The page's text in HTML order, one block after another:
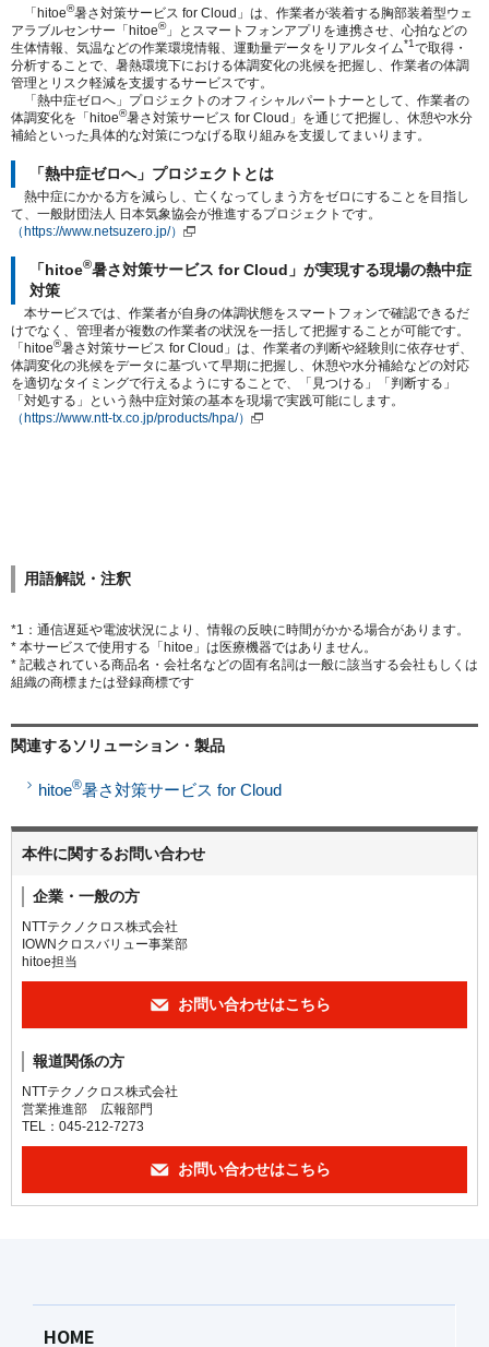
「hitoe®暑さ対策サービス for Cloud」は、作業者が装着する胸部装着型ウェ
アラブルセンサー「hitoe®」とスマートフォンアプリを連携させ、心拍などの
生体情報、気温などの作業環境情報、運動量データをリアルタイム*1で取得・
分析することで、暑熱環境下における体調変化の兆候を把握し、作業者の体調
管理とリスク軽減を支援するサービスです。
「熱中症ゼロへ」プロジェクトのオフィシャルパートナーとして、作業者の
体調変化を「hitoe®暑さ対策サービス for Cloud」を通じて把握し、休憩や水分
補給といった具体的な対策につなげる取り組みを支援してまいります。
「熱中症ゼロへ」プロジェクトとは
熱中症にかかる方を減らし、亡くなってしまう方をゼロにすることを目指し
て、一般財団法人 日本気象協会が推進するプロジェクトです。
（https://www.netsuzero.jp/）
「hitoe®暑さ対策サービス for Cloud」が実現する現場の熱中症
対策
本サービスでは、作業者が自身の体調状態をスマートフォンで確認できるだ
けでなく、管理者が複数の作業者の状況を一括して把握することが可能です。
「hitoe®暑さ対策サービス for Cloud」は、作業者の判断や経験則に依存せず、
体調変化の兆候をデータに基づいて早期に把握し、休憩や水分補給などの対応
を適切なタイミングで行えるようにすることで、「見つける」「判断する」
「対処する」という熱中症対策の基本を現場で実践可能にします。
（https://www.ntt-tx.co.jp/products/hpa/）
用語解説・注釈
*1：通信遅延や電波状況により、情報の反映に時間がかかる場合があります。
* 本サービスで使用する「hitoe」は医療機器ではありません。
* 記載されている商品名・会社名などの固有名詞は一般に該当する会社もしくは
組織の商標または登録商標です
関連するソリューション・製品
hitoe®暑さ対策サービス for Cloud
本件に関するお問い合わせ
企業・一般の方
NTTテクノクロス株式会社
IOWNクロスバリュー事業部
hitoe担当
お問い合わせはこちら
報道関係の方
NTTテクノクロス株式会社
営業推進部 広報部門
TEL：045-212-7273
お問い合わせはこちら
HOME